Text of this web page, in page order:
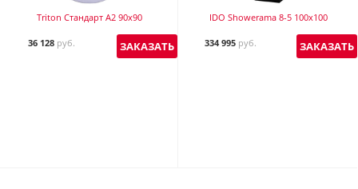
Triton Стандарт А2 90х90
36 128 руб. ЗАКАЗАТЬ
IDO Showerama 8-5 100x100
334 995 руб. ЗАКАЗАТЬ